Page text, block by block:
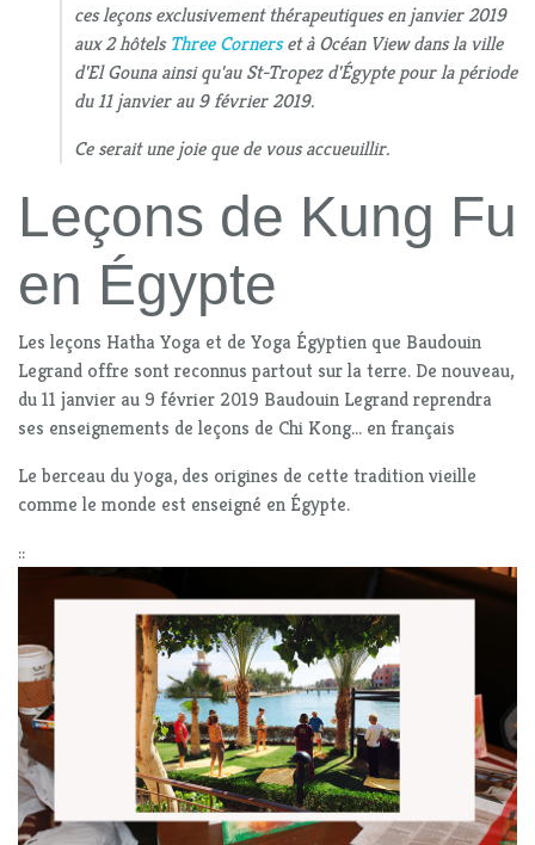
ces leçons exclusivement thérapeutiques en janvier 2019
aux 2 hôtelsThree Cornerset à Océan View dans la ville
d'El Gouna ainsi qu'au St-Tropez d'Égypte pour la période
du 11 janvier au 9 février 2019.
Ce serait une joie que de vous accueuillir.
Leçons de Kung Fu
en Égypte
Les leçons Hatha Yoga et de Yoga Égyptien que Baudouin
Legrand offre sont reconnus partout sur la terre. De nouveau,
du 11 janvier au 9 février 2019 Baudouin Legrand reprendra
ses enseignements de leçons de Chi Kong... en français
Le berceau du yoga, des origines de cette tradition vieille
comme le monde est enseigné en Égypte.
::